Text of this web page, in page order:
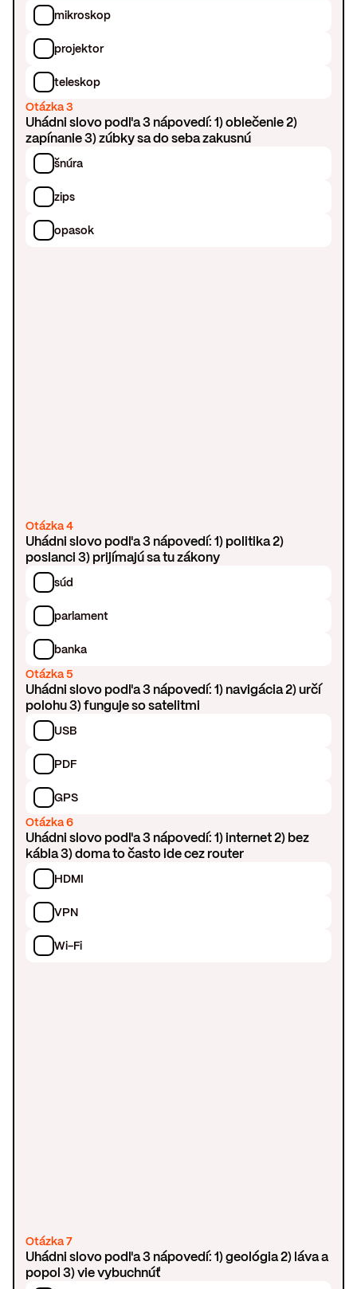
mikroskop
projektor
teleskop
Otázka 3
Uhádni slovo podľa 3 nápovedí: 1) oblečenie 2)
zapínanie 3) zúbky sa do seba zakusnú
šnúra
zips
opasok
Otázka 4
Uhádni slovo podľa 3 nápovedí: 1) politika 2)
poslanci 3) prijímajú sa tu zákony
súd
parlament
banka
Otázka 5
Uhádni slovo podľa 3 nápovedí: 1) navigácia 2) určí
polohu 3) funguje so satelitmi
USB
PDF
GPS
Otázka 6
Uhádni slovo podľa 3 nápovedí: 1) internet 2) bez
kábla 3) doma to často ide cez router
HDMI
VPN
Wi-Fi
Otázka 7
Uhádni slovo podľa 3 nápovedí: 1) geológia 2) láva a
popol 3) vie vybuchnúť